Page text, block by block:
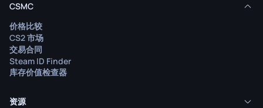
CSMC
价格比较
CS2 市场
交易合同
Steam ID Finder
库存价值检查器
资源